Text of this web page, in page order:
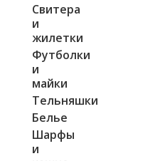
Свитера
и
жилетки
Футболки
и
майки
Тельняшки
Белье
Шарфы
и